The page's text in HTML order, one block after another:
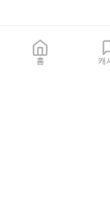
홈 캐